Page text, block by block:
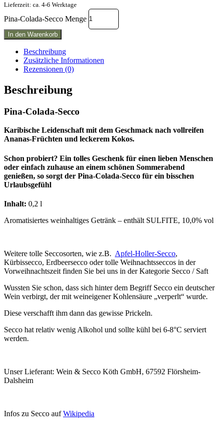
Lieferzeit: ca. 4-6 Werktage
Pina-Colada-Secco Menge
In den Warenkorb
Beschreibung
Zusätzliche Informationen
Rezensionen (0)
Beschreibung
Pina-Colada-Secco
Karibische Leidenschaft mit dem Geschmack nach vollreifen
Ananas-Früchten und leckerem Kokos.
Schon probiert? Ein tolles Geschenk für einen lieben Menschen
oder einfach zuhause an einem schönen Sommerabend
genießen, so sorgt der Pina-Colada-Secco für ein bisschen
Urlaubsgefühl
Inhalt: 0,2 l
Aromatisiertes weinhaltiges Getränk – enthält SULFITE, 10,0% vol
Weitere tolle Seccosorten, wie z.B. Apfel-Holler-Secco,
Kürbissecco, Erdbeersecco oder tolle Weihnachtsseccos in der
Vorweihnachtszeit finden Sie bei uns in der Kategorie Secco / Saft
Wussten Sie schon, dass sich hinter dem Begriff Secco ein deutscher
Wein verbirgt, der mit weineigener Kohlensäure „verperlt“ wurde.
Diese verschafft ihm dann das gewisse Prickeln.
Secco hat relativ wenig Alkohol und sollte kühl bei 6-8°C serviert
werden.
Unser Lieferant: Wein & Secco Köth GmbH, 67592 Flörsheim-
Dalsheim
Infos zu Secco aufWikipedia